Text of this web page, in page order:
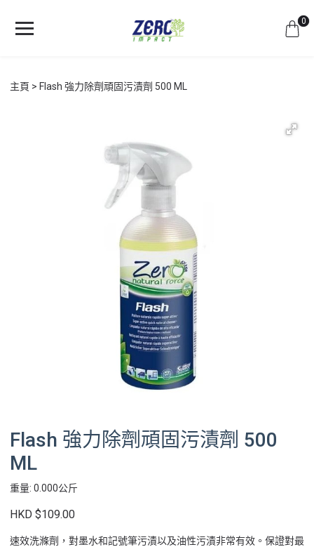
0
主頁 Flash 強力除劑頑固污漬劑 500 ML
Flash 強力除劑頑固污漬劑 500
ML
重量: 0.000公斤
HKD $109.00
速效洗滌劑，對墨水和記號筆污漬以及油性污漬非常有效。保證對最